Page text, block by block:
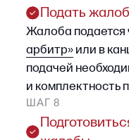
дальнейшее
инстанции.